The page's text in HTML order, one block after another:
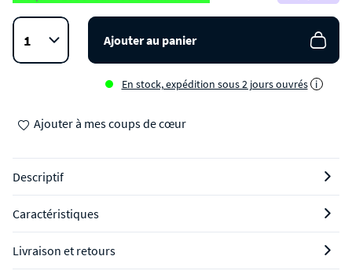
Ajouter au panier
En stock, expédition sous 2 jours ouvrés i
Ajouter à mes coups de cœur
Descriptif
Caractéristiques
Livraison et retours